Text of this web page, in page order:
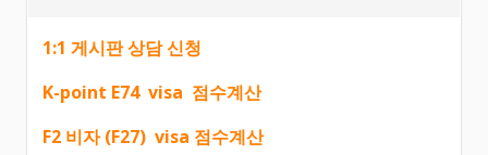
1:1 게시판 상담 신청
K-point E74 visa 점수계산
F2 비자 (F27) visa 점수계산